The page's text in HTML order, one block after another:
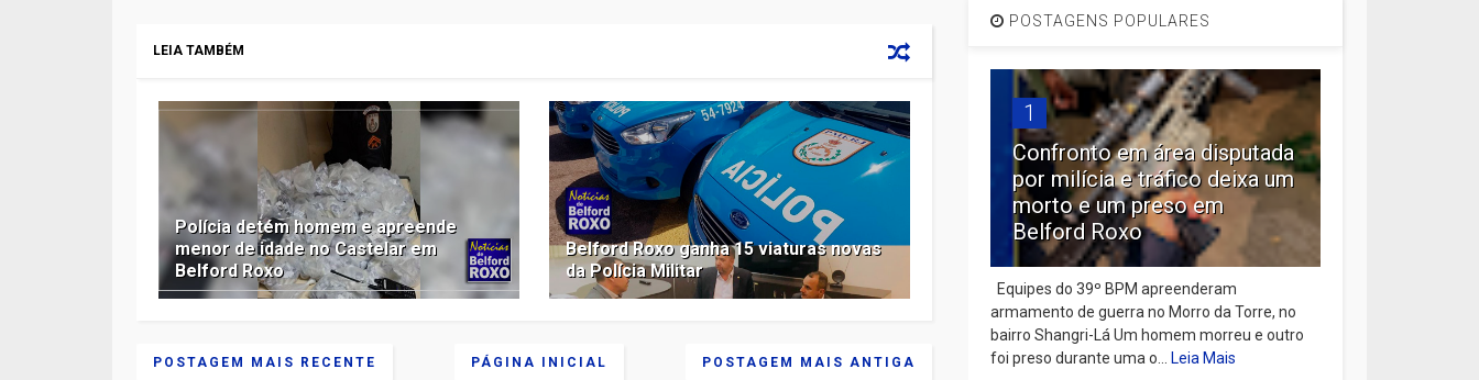
LEIA TAMBÉM
Polícia detém homem e apreende
menor de idade no Castelar em
Belford Roxo
Belford Roxo ganha 15 viaturas novas
da Polícia Militar
POSTAGEM MAIS RECENTE POSTAGEM MAIS ANTIGA
PÁGINA INICIAL
POSTAGENS POPULARES
1
Confronto em área disputada
por milícia e tráfico deixa um
morto e um preso em
Belford Roxo
Equipes do 39º BPM apreenderam
armamento de guerra no Morro da Torre, no
bairro Shangri-Lá Um homem morreu e outro
foi preso durante uma o...Leia Mais